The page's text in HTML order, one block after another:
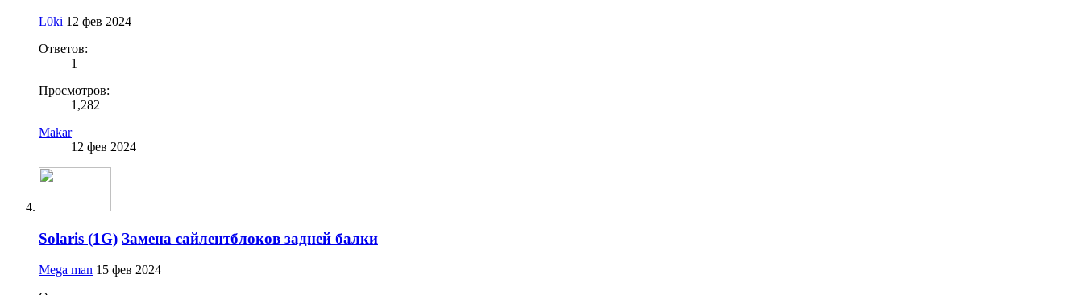
L0ki 12 фев 2024
Ответов:
1
Просмотров:
1,282
Makar
12 фев 2024
Solaris (1G) Замена сайлентблоков задней балки
Mega man 15 фев 2024